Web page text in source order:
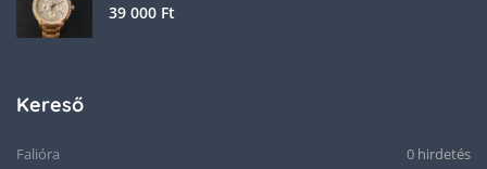
39 000 Ft
Kereső
Falióra 0 hirdetés